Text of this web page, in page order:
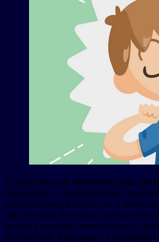
Всероссийский экономический
экономика — процветающая
всех регионах России уже в
организован Вольным
участии ведущих вузов России,
Российской Федерации и